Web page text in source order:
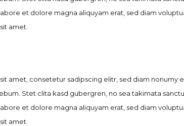
et dolore magna aliquyam erat, sed diam
amet.
amet, consetetur sadipscing elitr, sed diam
Stet clita kasd gubergren, no sea takimata
et dolore magna aliquyam erat, sed diam
amet.